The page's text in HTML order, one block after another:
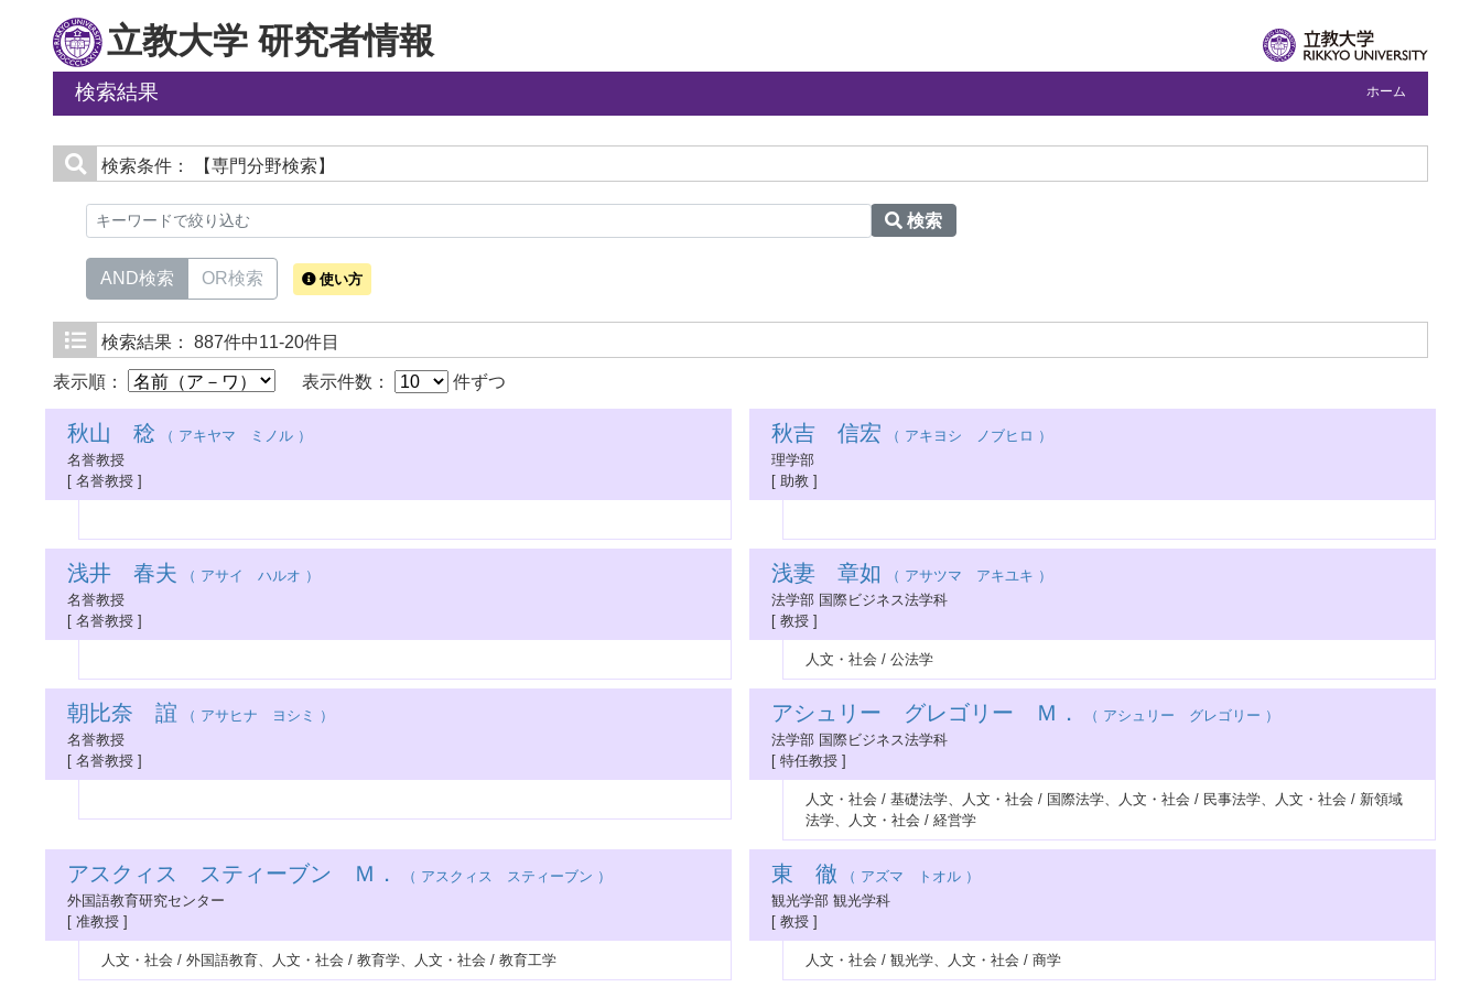
立教大学 研究者情報
検索結果 ホーム
検索条件： 【専門分野検索】
検索
AND検索 OR検索 使い方
検索結果： 887件中11-20件目
表示順： 表示件数： 件ずつ
秋山 稔 （ アキヤマ ミノル ）
名誉教授
[ 名誉教授 ]
秋吉 信宏 （ アキヨシ ノブヒロ ）
理学部
[ 助教 ]
浅井 春夫 （ アサイ ハルオ ）
名誉教授
[ 名誉教授 ]
浅妻 章如
（ アサツマ アキユキ ）
法学部 国際ビジネス法学科
[ 教授 ]
人文・社会 / 公法学
朝比奈 誼 （ アサヒナ ヨシミ ）
名誉教授
[ 名誉教授 ]
アシュリー グレゴリー Ｍ．
（ アシュリー グレゴリー ）
法学部 国際ビジネス法学科
[ 特任教授 ]
人文・社会 / 基礎法学、人文・社会 / 国際法学、人文・社会 / 民事法学、人文・社会 / 新領域
法学、人文・社会 / 経営学
アスクィス スティーブン Ｍ．
（ アスクィス スティーブン ）
外国語教育研究センター
[ 准教授 ]
人文・社会 / 外国語教育、人文・社会 / 教育学、人文・社会 / 教育工学
東 徹 （ アズマ トオル ）
観光学部 観光学科
[ 教授 ]
人文・社会 / 観光学、人文・社会 / 商学